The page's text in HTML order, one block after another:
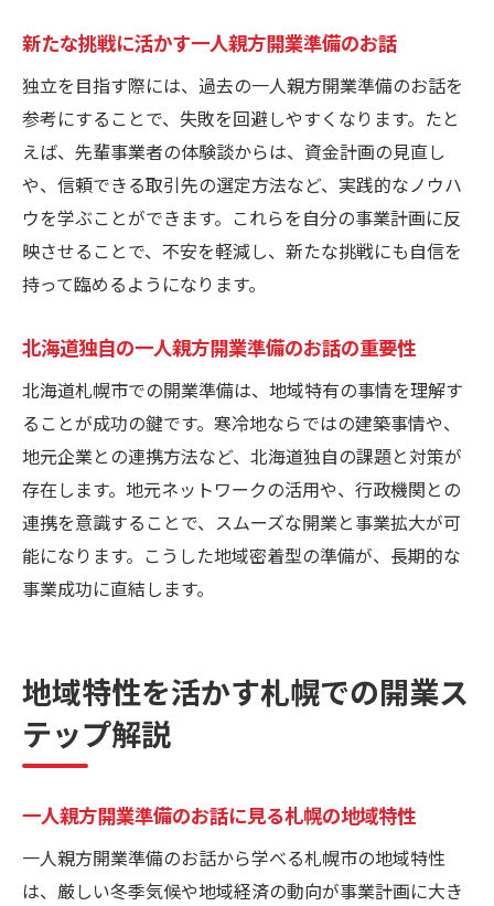
新たな挑戦に活かす一人親方開業準備のお話
独立を目指す際には、過去の一人親方開業準備のお話を
参考にすることで、失敗を回避しやすくなります。たと
えば、先輩事業者の体験談からは、資金計画の見直し
や、信頼できる取引先の選定方法など、実践的なノウハ
ウを学ぶことができます。これらを自分の事業計画に反
映させることで、不安を軽減し、新たな挑戦にも自信を
持って臨めるようになります。
北海道独自の一人親方開業準備のお話の重要性
北海道札幌市での開業準備は、地域特有の事情を理解す
ることが成功の鍵です。寒冷地ならではの建築事情や、
地元企業との連携方法など、北海道独自の課題と対策が
存在します。地元ネットワークの活用や、行政機関との
連携を意識することで、スムーズな開業と事業拡大が可
能になります。こうした地域密着型の準備が、長期的な
事業成功に直結します。
地域特性を活かす札幌での開業ス
テップ解説
一人親方開業準備のお話に見る札幌の地域特性
一人親方開業準備のお話から学べる札幌市の地域特性
は、厳しい冬季気候や地域経済の動向が事業計画に大き